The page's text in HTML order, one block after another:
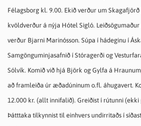
Félagsborg kl. 9.00. Ekið verður um
kvöldverður á nýja Hótel Sigló.
verður Bjarni Marinósson. Súpa í hádeginu í
Samgönguminjasafnið í Stóragerði og
Sólvík. Komið við hjá Björk og Gylfa á
að framleiða úr æðadúninum o.fl. áhugavert.
12.000 kr. (allt innifalið). Greiðist í rútunni (ekki
Þátttaka tilkynnist til einhvers undirritaðs í